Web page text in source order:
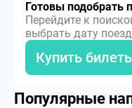
Готовы подобрать
Перейдите к
выбрать дату
Купить
Популярные